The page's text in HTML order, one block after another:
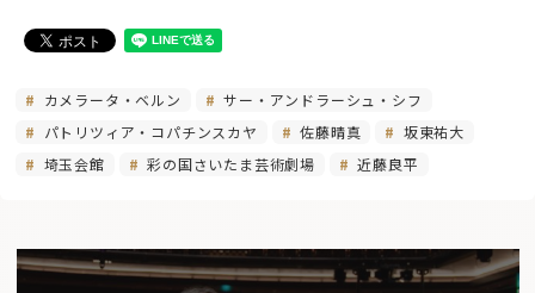
カメラータ・ベルン
サー・アンドラーシュ・シフ
パトリツィア・コパチンスカヤ
佐藤晴真
坂東祐大
埼玉会館
彩の国さいたま芸術劇場 近藤良平